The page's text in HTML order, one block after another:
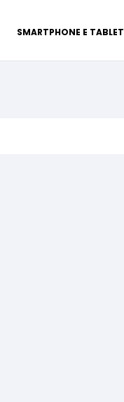
SMARTPHONE E TABLET